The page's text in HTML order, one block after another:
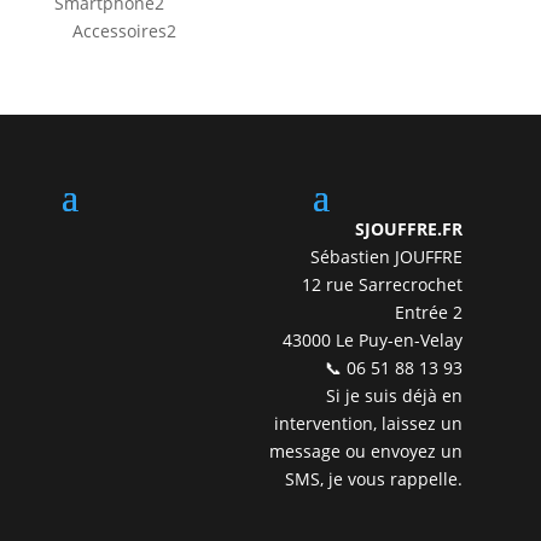
produits
Accessoires22
SJOUFFRE.FR
Sébastien JOUFFRE
12 rue Sarrecrochet
Entrée 2
43000 Le Puy-en-Velay
📞 06 51 88 13 93
Si je suis déjà en
intervention, laissez un
message ou envoyez un
SMS, je vous rappelle.